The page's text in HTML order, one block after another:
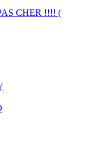
CHER !!!! (